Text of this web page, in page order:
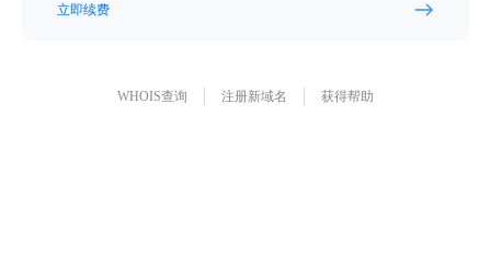
立即续费
WHOIS查询 注册新域名 获得帮助